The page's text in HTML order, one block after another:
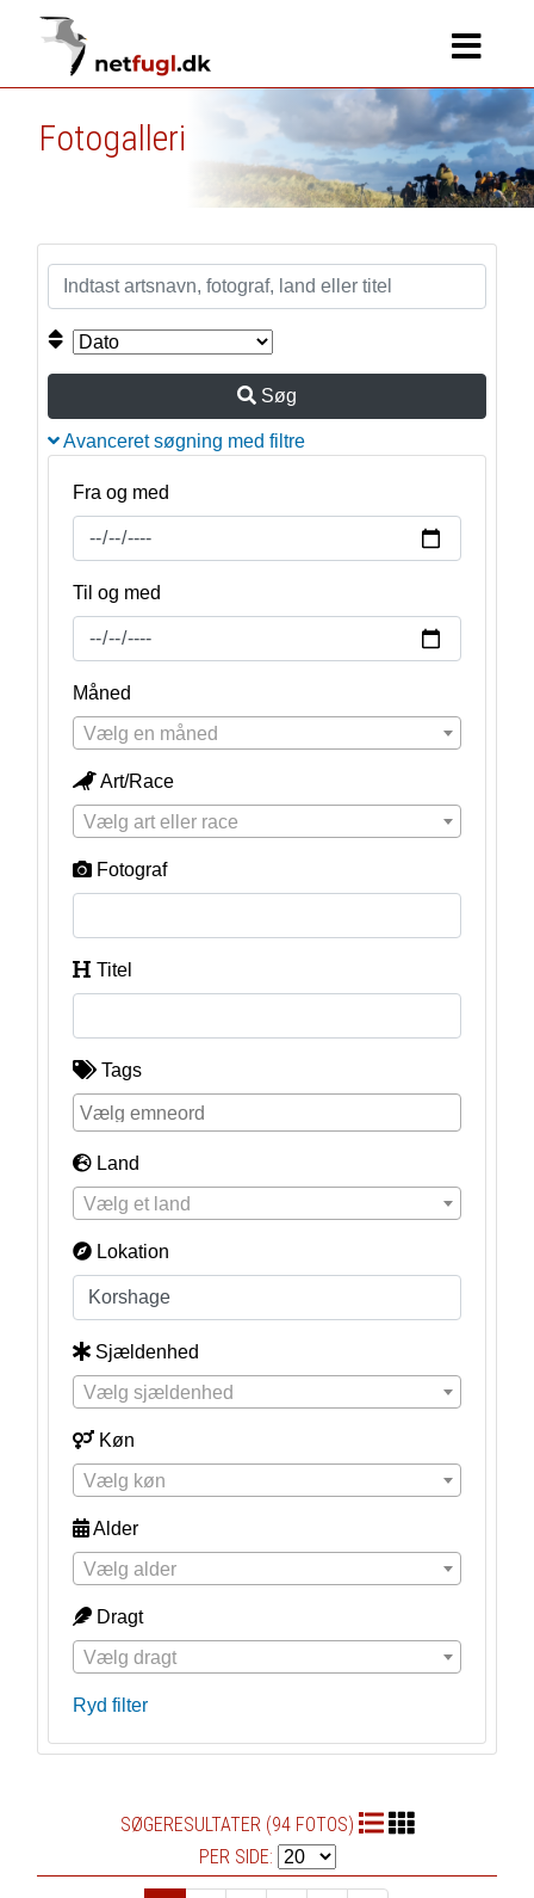
Fotogalleri
Søg
Avanceret søgning med filtre
Fra og med
Til og med
Måned
Vælg en måned
Art/Race
Vælg art eller race
Fotograf
Titel
Tags
Land
Vælg et land
Lokation
Sjældenhed
Vælg sjældenhed
Køn
Vælg køn
Alder
Vælg alder
Dragt
Vælg dragt
Ryd filter
SØGERESULTATER (94 FOTOS)
PER SIDE: